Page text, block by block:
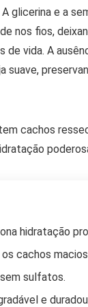
glicerina e a
nos fios,
de vida. A
suave,
cachos
hidratação
cachos
sulfatos.
e